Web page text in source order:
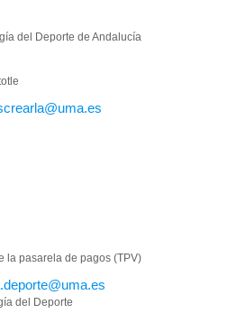
del Deporte de Andalucía
la pasarela de pagos (TPV)
del Deporte